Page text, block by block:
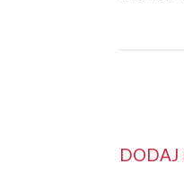
DODAJ